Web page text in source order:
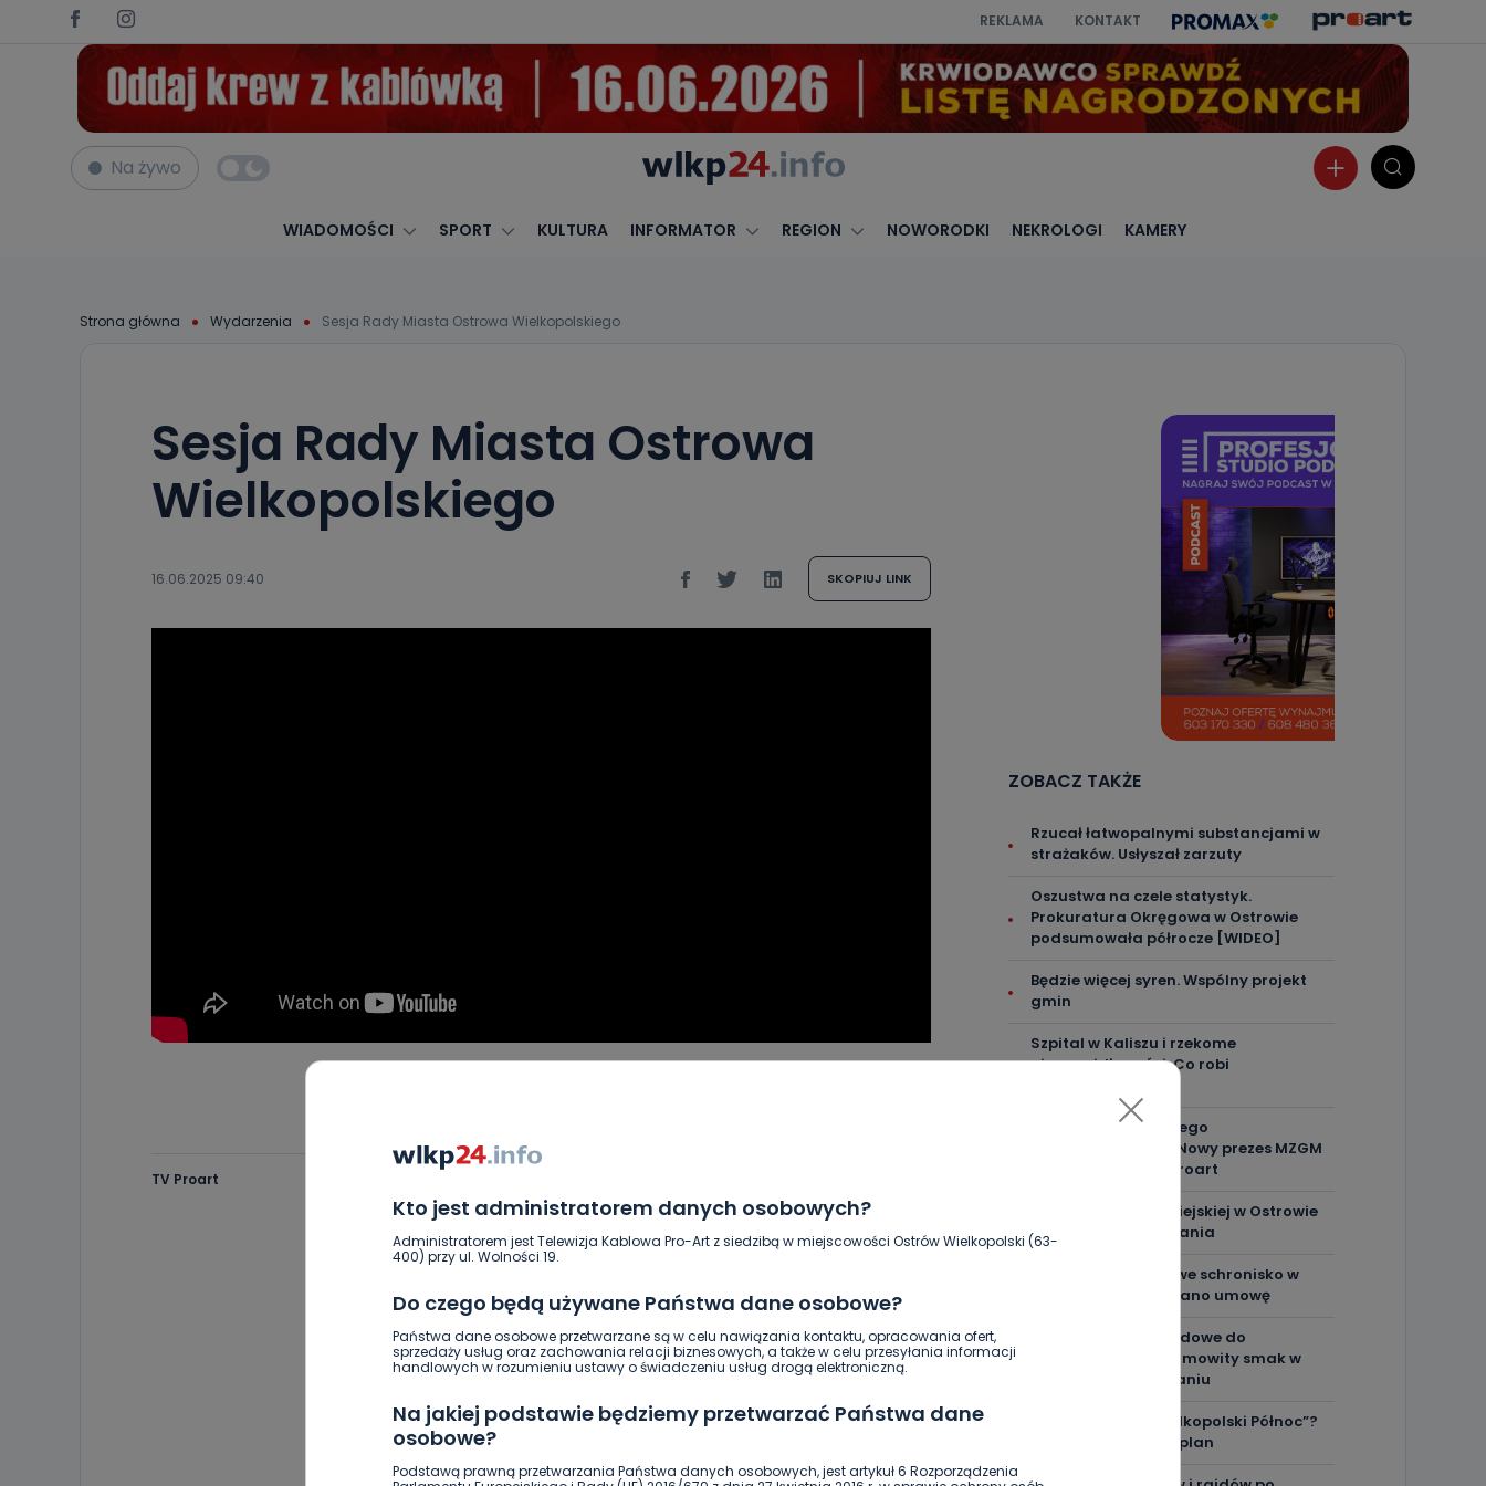
REKLAMA KONTAKT
Na żywo
WIADOMOŚCI SPORT KULTURA INFORMATOR REGION NOWORODKI NEKROLOGI KAMERY
Strona główna Wydarzenia Sesja Rady Miasta Ostrowa Wielkopolskiego
Kto jest administratorem danych osobowych?
Administratorem jest Telewizja Kablowa Pro-Art z siedzibą w miejscowości Ostrów Wielkopolski (63-
400) przy ul. Wolności 19.
Do czego będą używane Państwa dane osobowe?
Państwa dane osobowe przetwarzane są w celu nawiązania kontaktu, opracowania ofert,
sprzedaży usług oraz zachowania relacji biznesowych, a także w celu przesyłania informacji
handlowych w rozumieniu ustawy o świadczeniu usług drogą elektroniczną.
Na jakiej podstawie będziemy przetwarzać Państwa dane
osobowe?
Podstawą prawną przetwarzania Państwa danych osobowych, jest artykuł 6 Rozporządzenia
Sesja Rady Miasta Ostrowa
Wielkopolskiego
16.06.2025 09:40 SKOPIUJ LINK
TV Proart
ZOBACZ TAKŻE
Rzucał łatwopalnymi substancjami w
strażaków. Usłyszał zarzuty
Oszustwa na czele statystyk.
Prokuratura Okręgowa w Ostrowie
podsumowała półrocze [WIDEO]
Będzie więcej syren. Wspólny projekt
gmin
Szpital w Kaliszu i rzekome
nieprawidłowości. Co robi
"Mam wizję i misję tego
przedsiębiorstwa". Nowy prezes MZGM
gościem Telewizji Proart
Przyszłość Straży Miejskiej w Ostrowie
pod znakiem zapytania
Wreszcie będzie nowe schronisko w
Krotoszynie. Podpisano umowę
Gotowe dania obiadowe do
podgrzania – niesamowity smak w
nowoczesnym wydaniu
Stacja „Ostrów Wielkopolski Północ”?
Poseł Urbaniak ma plan